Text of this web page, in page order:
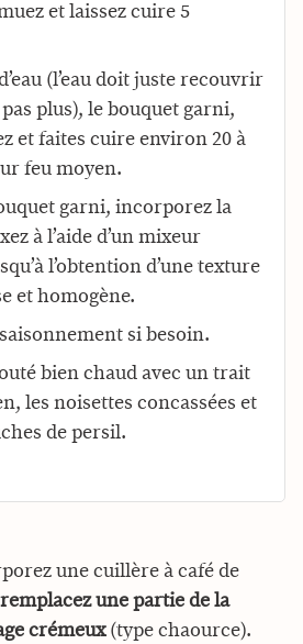
et laissez cuire 5
(l’eau doit juste recouvrir
plus), le bouquet garni,
et faites cuire environ 20 à
feu moyen.
garni, incorporez la
à l’aide d’un mixeur
l’obtention d’une texture
et homogène.
si besoin.
bien chaud avec un trait
les noisettes concassées et
de persil.
une cuillère à café de
remplacez une partie de la
crémeux(type chaource).